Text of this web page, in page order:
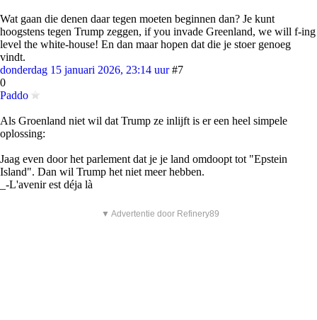
Wat gaan die denen daar tegen moeten beginnen dan? Je kunt
hoogstens tegen Trump zeggen, if you invade Greenland, we will f-ing
level the white-house! En dan maar hopen dat die je stoer genoeg
vindt.
donderdag 15 januari 2026, 23:14 uur #7
0
Paddo
Als Groenland niet wil dat Trump ze inlijft is er een heel simpele
oplossing:
Jaag even door het parlement dat je je land omdoopt tot "Epstein
Island". Dan wil Trump het niet meer hebben.
_-L'avenir est déja là
▼ Advertentie door Refinery89